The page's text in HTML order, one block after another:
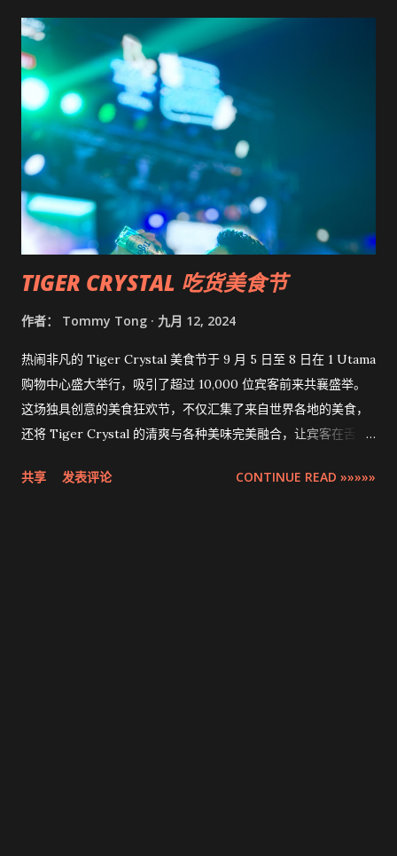
TIGER CRYSTAL 吃货美食节
作者： Tommy Tong 九月 12, 2024
热闹非凡的 Tiger Crystal 美食节于 9 月 5 日至 8 日在 1 Utama
购物中心盛大举行，吸引了超过 10,000 位宾客前来共襄盛举。
这场独具创意的美食狂欢节，不仅汇集了来自世界各地的美食，
还将 Tiger Crystal 的清爽与各种美味完美融合，让宾客在舌尖
共享 发表评论 CONTINUE READ »»»»»